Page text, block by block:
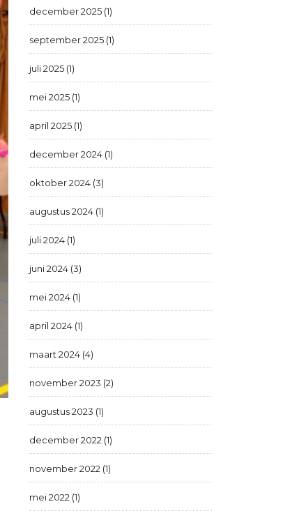
december 2025 (1)
september 2025 (1)
juli 2025 (1)
mei 2025 (1)
april 2025 (1)
december 2024 (1)
oktober 2024 (3)
augustus 2024 (1)
juli 2024 (1)
juni 2024 (3)
mei 2024 (1)
april 2024 (1)
maart 2024 (4)
november 2023 (2)
augustus 2023 (1)
december 2022 (1)
november 2022 (1)
mei 2022 (1)